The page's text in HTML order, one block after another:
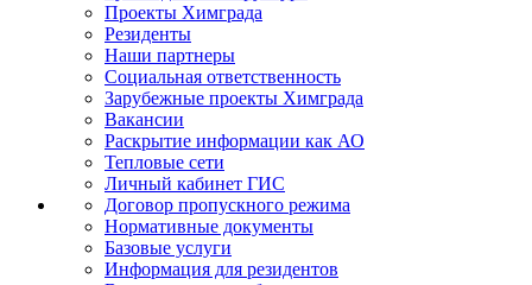
Проекты Химграда
Резиденты
Наши партнеры
Социальная ответственность
Зарубежные проекты Химграда
Вакансии
Раскрытие информации как АО
Тепловые сети
Личный кабинет ГИС
Договор пропускного режима
Нормативные документы
Базовые услуги
Информация для резидентов